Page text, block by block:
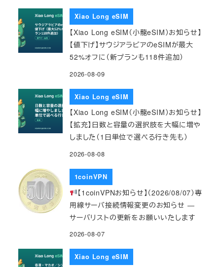
Xiao Long eSIM
【Xiao Long eSIM（小龍eSIM）お知らせ】
【値下げ】サウジアラビアのeSIMが最大
52%オフに（新プランも118件追加）
2026-08-09
Xiao Long eSIM
【Xiao Long eSIM（小龍eSIM）お知らせ】
【拡充】日数と容量の選択肢を大幅に増や
しました（1日単位で選べる行き先も）
2026-08-08
1coinVPN
【1coinVPNお知らせ】（2026/08/07）専
用線サーバ接続情報変更のお知らせ ―
サーバリストの更新をお願いいたします
2026-08-07
Xiao Long eSIM